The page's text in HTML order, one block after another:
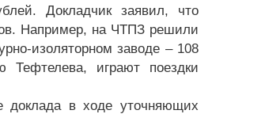
Докладчик заявил, что
Например, на ЧТПЗ решили
изоляторном заводе – 108
играют поездки
доклада в ходе уточняющих